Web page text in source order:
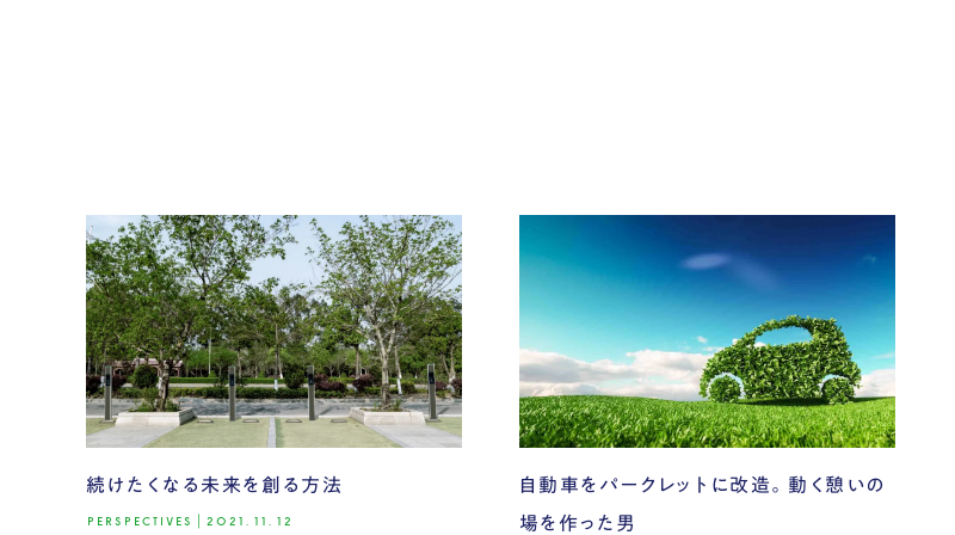
続けたくなる未来を創る方法
PERSPECTIVES 2021.11.12
自動車をパークレットに改造。動く憩いの
場を作った男